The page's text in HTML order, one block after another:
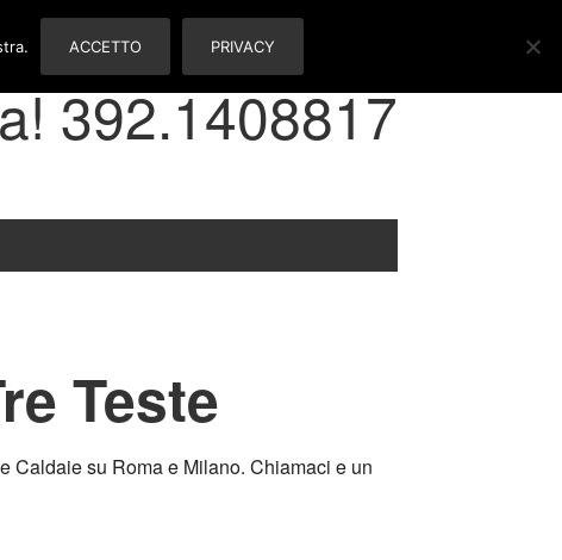
392.1408817
Teste
Caldaie su Roma e Milano. Chiamaci e un
ACCETTO PRIVACY